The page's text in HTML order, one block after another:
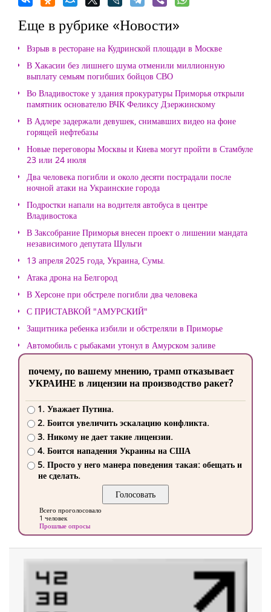
Еще в рубрике «Новости»
Взрыв в ресторане на Кудринской площади в Москве
В Хакасии без лишнего шума отменили миллионную
выплату семьям погибших бойцов СВО
Во Владивостоке у здания прокуратуры Приморья открыли
памятник основателю ВЧК Феликсу Дзержинскому
В Адлере задержали девушек, снимавших видео на фоне
горящей нефтебазы
Новые переговоры Москвы и Киева могут пройти в Стамбуле
23 или 24 июля
Два человека погибли и около десяти пострадали после
ночной атаки на Украинские города
Подростки напали на водителя автобуса в центре
Владивостока
В Заксобрание Приморья внесен проект о лишении мандата
независимого депутата Шульги
13 апреля 2025 года, Украина, Сумы.
Атака дрона на Белгород
В Херсоне при обстреле погибли два человека
С ПРИСТАВКОЙ "АМУРСКИЙ"
Защитника ребенка избили и обстреляли в Приморье
Автомобиль с рыбаками утонул в Амурском заливе
почему, по вашему мнению, трамп отказывает
УКРАИНЕ в лицензии на производство ракет?
1. Уважает Путина.
2. Боится увеличить эскалацию конфликта.
3. Никому не дает такие лицензии.
4. Боится нападения Украины на США
5. Просто у него манера поведения такая: обещать и
не сделать.
Всего проголосовало
1 человек
Прошлые опросы